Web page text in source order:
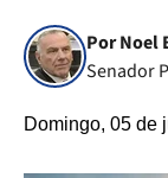
Por Noel
Senador
Domingo, 05 de